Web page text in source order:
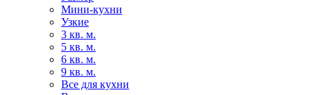
Мини-кухни
Узкие
3 кв. м.
5 кв. м.
6 кв. м.
9 кв. м.
Все для кухни